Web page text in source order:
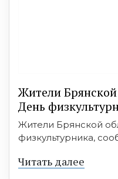
Жители
День
Жители Брянской
физкультурника,
Читать далее